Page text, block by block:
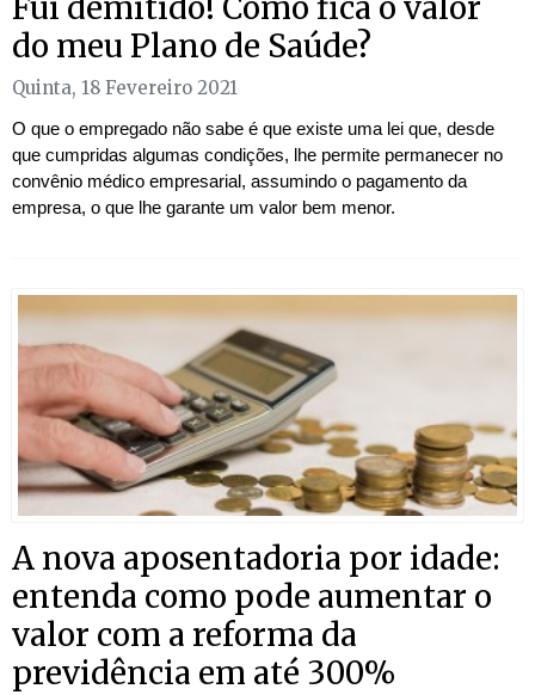
Fui demitido! Como fica o valor
do meu Plano de Saúde?
Quinta, 18 Fevereiro 2021
O que o empregado não sabe é que existe uma lei que, desde
que cumpridas algumas condições, lhe permite permanecer no
convênio médico empresarial, assumindo o pagamento da
empresa, o que lhe garante um valor bem menor.
A nova aposentadoria por idade:
entenda como pode aumentar o
valor com a reforma da
previdência em até 300%